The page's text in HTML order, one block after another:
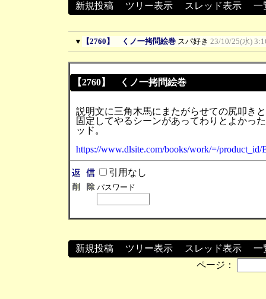
新規投稿 ツリー表示 スレッド表示 一
▼ 【2760】 くノ一拷問絵巻 スパ好き 23/10/25(水)
【2760】 くノ一拷問絵巻
説明文に三角木馬にまたがらせての尻叩き
固定してやるシーンがあってわりとよかっ
ッド。
https://www.dlsite.com/books/work/=/product_id/
引用なし
パスワード
新規投稿 ツリー表示 スレッド表示
一
ページ：